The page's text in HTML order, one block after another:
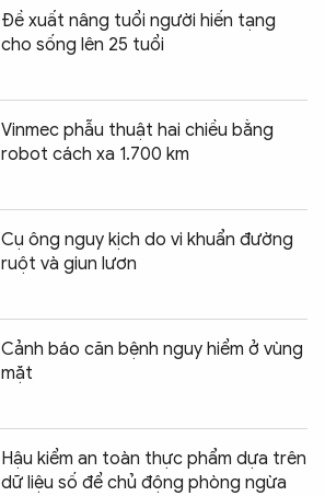
Đề xuất nâng tuổi người hiến tạng
cho sống lên 25 tuổi
Vinmec phẫu thuật hai chiều bằng
robot cách xa 1.700 km
Cụ ông nguy kịch do vi khuẩn đường
ruột và giun lươn
Cảnh báo căn bệnh nguy hiểm ở vùng
mặt
Hậu kiểm an toàn thực phẩm dựa trên
dữ liệu số để chủ động phòng ngừa